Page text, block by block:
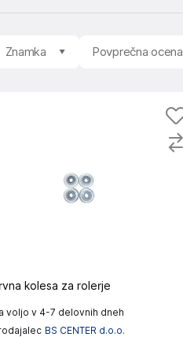
Znamka Povprečna ocena
kolesa za rolerje
voljo v 4-7 delovnih dneh
BS CENTER d.o.o.